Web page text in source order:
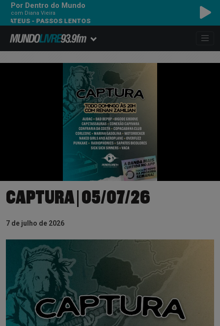
Por Dentro do Mundo
com Diana Vieira
- PASSOS LENTOS
CAPTURA | 05/07/26
7 de julho de 2026